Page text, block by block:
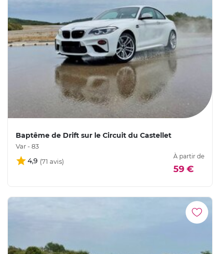
Baptême de Drift sur le Circuit du Castellet
Var - 83
4,9
À partir de
59 €